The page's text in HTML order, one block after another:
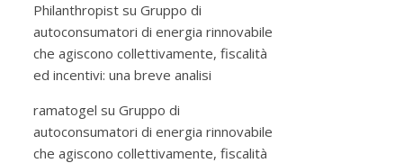
Philanthropist su Gruppo di
autoconsumatori di energia rinnovabile
che agiscono collettivamente, fiscalità
ed incentivi: una breve analisi
ramatogel su Gruppo di
autoconsumatori di energia rinnovabile
che agiscono collettivamente, fiscalità